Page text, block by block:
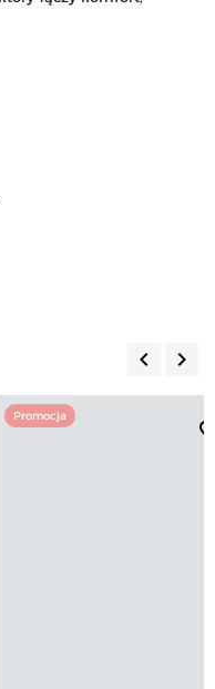
keyboard_arrow_left keyboard_arrow_right
Promocja